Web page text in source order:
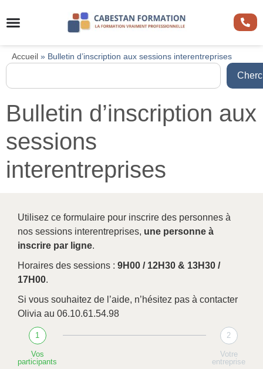
Accueil » Bulletin d’inscription aux sessions interentreprises
Bulletin d’inscription aux
sessions
interentreprises
Utilisez ce formulaire pour inscrire des personnes à
nos sessions interentreprises, une personne à
inscrire par ligne.
Horaires des sessions : 9H00 / 12H30 & 13H30 /
17H00.
Si vous souhaitez de l’aide, n’hésitez pas à contacter
Olivia au 06.10.61.54.98
1
Vos
participants
2
Votre
entreprise